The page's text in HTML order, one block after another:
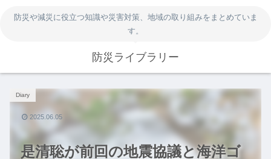
防災や減災に役立つ知識や災害対策、地域の取り組みをまとめていま
す。
防災ライブラリー
是清聡が前回の地震協議と海洋ゴ
Diary
2025.06.05